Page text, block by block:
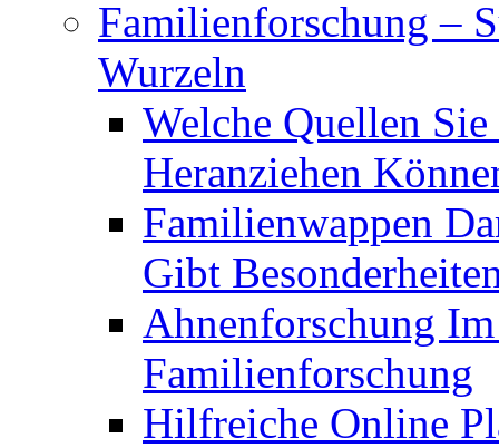
Familienforschung –
Wurzeln
Welche Quellen
Heranziehen
Familienwappen
Gibt
Ahnenforschung
Familienforschung
Hilfreiche Online